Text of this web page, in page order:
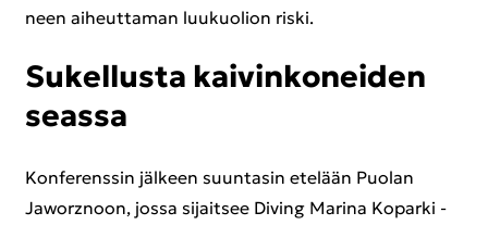
neen ai­heut­ta­man luu­kuo­lion riski.
Su­kel­lus­ta kai­vin­ko­nei­den
seas­sa
Kon­fe­rens­sin jäl­keen suun­ta­sin ete­lään Puo­lan
Jaworznoon, jossa si­jait­see Di­ving Ma­ri­na Ko­par­ki -​